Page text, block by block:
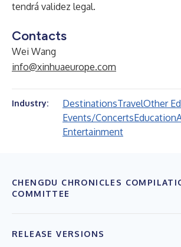
tendrá validez legal.
Contacts
Wei Wang
info@xinhuaeurope.com
Industry: DestinationsTravelOther
Events/ConcertsEducation
Entertainment
CHENGDU CHRONICLES
COMMITTEE
RELEASE VERSIONS